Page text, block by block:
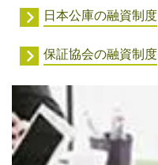
日本公庫の融資制度
保証協会の融資制度